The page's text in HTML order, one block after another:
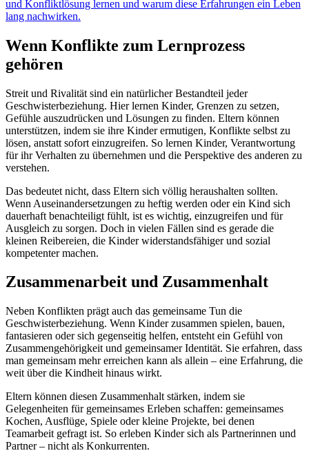
und Konfliktlösung lernen und warum diese Erfahrungen ein Leben
lang nachwirken.
Wenn Konflikte zum Lernprozess
gehören
Streit und Rivalität sind ein natürlicher Bestandteil jeder
Geschwisterbeziehung. Hier lernen Kinder, Grenzen zu setzen,
Gefühle auszudrücken und Lösungen zu finden. Eltern können
unterstützen, indem sie ihre Kinder ermutigen, Konflikte selbst zu
lösen, anstatt sofort einzugreifen. So lernen Kinder, Verantwortung
für ihr Verhalten zu übernehmen und die Perspektive des anderen zu
verstehen.
Das bedeutet nicht, dass Eltern sich völlig heraushalten sollten.
Wenn Auseinandersetzungen zu heftig werden oder ein Kind sich
dauerhaft benachteiligt fühlt, ist es wichtig, einzugreifen und für
Ausgleich zu sorgen. Doch in vielen Fällen sind es gerade die
kleinen Reibereien, die Kinder widerstandsfähiger und sozial
kompetenter machen.
Zusammenarbeit und Zusammenhalt
Neben Konflikten prägt auch das gemeinsame Tun die
Geschwisterbeziehung. Wenn Kinder zusammen spielen, bauen,
fantasieren oder sich gegenseitig helfen, entsteht ein Gefühl von
Zusammengehörigkeit und gemeinsamer Identität. Sie erfahren, dass
man gemeinsam mehr erreichen kann als allein – eine Erfahrung, die
weit über die Kindheit hinaus wirkt.
Eltern können diesen Zusammenhalt stärken, indem sie
Gelegenheiten für gemeinsames Erleben schaffen: gemeinsames
Kochen, Ausflüge, Spiele oder kleine Projekte, bei denen
Teamarbeit gefragt ist. So erleben Kinder sich als Partnerinnen und
Partner – nicht als Konkurrenten.